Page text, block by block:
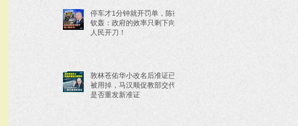
停车才1分钟就开罚单，陈德
钦轰：政府的效率只剩下向
人民开刀！
敦林苍佑华小改名后准证已
被用掉，马汉顺促教部交代
是否重发新准证